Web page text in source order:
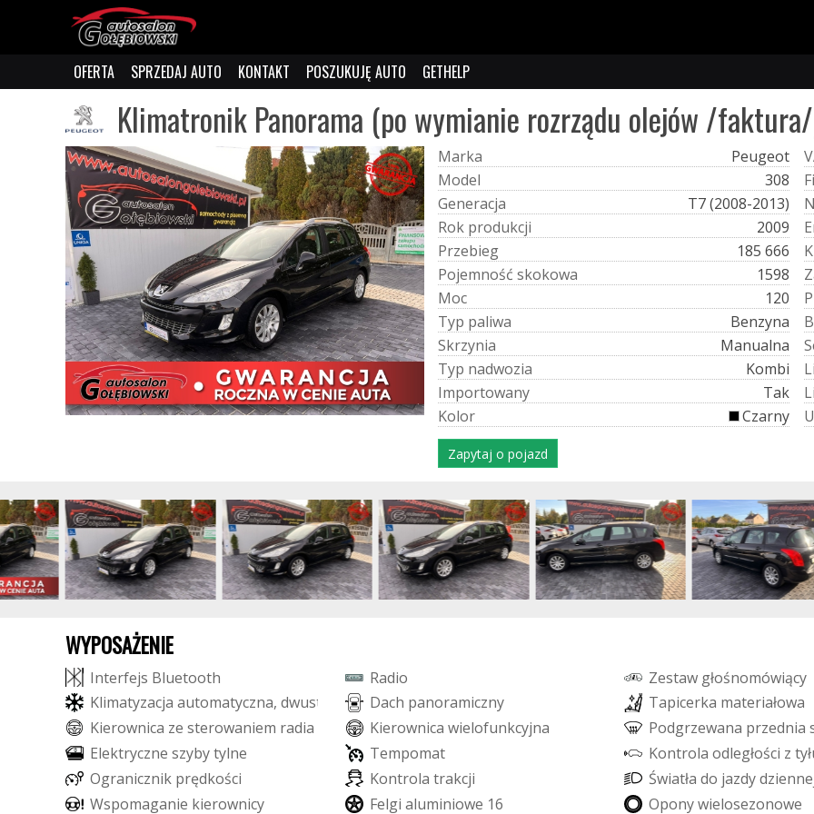
OFERTA SPRZEDAJ AUTO KONTAKT POSZUKUJĘ AUTO GETHELP
Klimatronik Panorama (po wymianie rozrządu olejów /
Marka
Peugeot
Model
308
Generacja
T7 (2008-2013)
Rok produkcji
2009
Przebieg
185 666
Pojemność skokowa
1598
Moc
120
Typ paliwa
Benzyna
Skrzynia
Manualna
Typ nadwozia
Kombi
Importowany
Tak
Kolor Czarny
V
Fi
N
E
K
Z
P
B
S
Li
Li
U
Zapytaj o pojazd
WYPOSAŻENIE
Interfejs Bluetooth Radio Zestaw głośnomówiący
Klimatyzacja automatyczna, dwust owa Dach panoramiczny Tapicerka materiałowa
Kierownica ze sterowaniem radia Kierownica wielofunkcyjna Podgrzewana przednia
Elektryczne szybytylne Tempomat Kontrola odległości z tył
Ogranicznik prędkości Kontrola trakcji Światła do jazdydzienne
Wspomaganie kierownicy Felgi aluminiowe 16 Oponywielosezonowe